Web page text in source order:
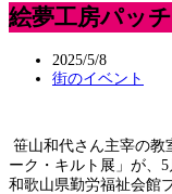
絵夢工房パッ
2025/5/8
街のイベント
笹山和代さん主宰の教
ーク・キルト展」が、5
和歌山県勤労福祉会館